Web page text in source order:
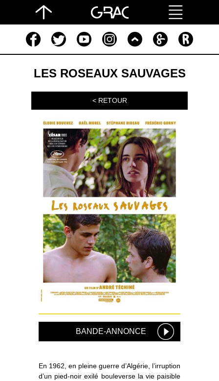
LES ROSEAUX SAUVAGES
< RETOUR
BANDE-ANNONCE
En 1962, en pleine guerre d’Algérie, l’irruption
d’un pied-noir exilé bouleverse la vie paisible